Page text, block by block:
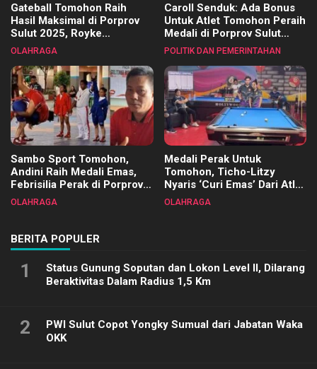
Gateball Tomohon Raih
Hasil Maksimal di Porprov
Sulut 2025, Royke
Tangkawarouw Ucapkan
OLAHRAGA
Caroll Senduk: Ada Bonus
Untuk Atlet Tomohon Peraih
Medali di Porprov Sulut
2025
POLITIK DAN PEMERINTAHAN
Sambo Sport Tomohon,
Andini Raih Medali Emas,
Febrisilia Perak di Porprov
Sulut 2025
OLAHRAGA
Medali Perak Untuk
Tomohon, Ticho-Litzy
Nyaris ‘Curi Emas’ Dari Atlet
Biliar PON di Porprov Sulut
OLAHRAGA
BERITA POPULER
1
Status Gunung Soputan dan Lokon Level II, Dilarang
Beraktivitas Dalam Radius 1,5 Km
2
PWI Sulut Copot Yongky Sumual dari Jabatan Waka
OKK